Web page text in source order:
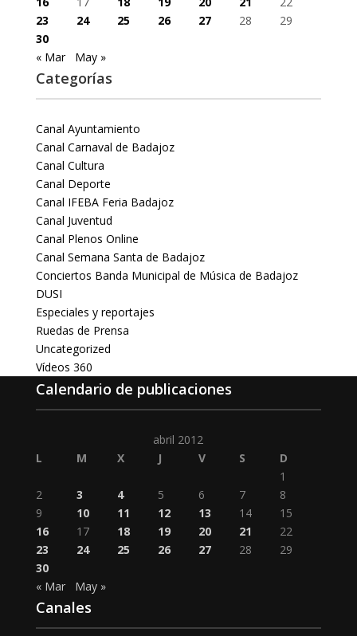
23
24 25 26 27 28
29
30
« Mar
May »
Categorías
Canal Ayuntamiento
Canal Carnaval de Badajoz
Canal Cultura
Canal Deporte
Canal IFEBA Feria Badajoz
Canal Juventud
Canal Plenos Online
Canal Semana Santa de Badajoz
Conciertos Banda Municipal de Música de Badajoz
DUSI
Especiales y reportajes
Ruedas de Prensa
Uncategorized
Vídeos 360
Calendario de publicaciones
abril 2012
L
M X J V S
D
1
2
3 4 5 6 7
8
9
10 11 12 13 14
15
16
17 18 19 20 21
22
23
24 25 26 27 28
29
30
« Mar
May »
Canales